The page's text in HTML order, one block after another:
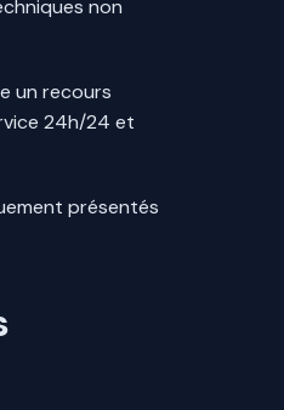
non
un recours
24h/24 et
présentés